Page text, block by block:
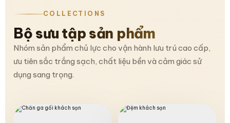
COLLECTIONS
Bộ sưu tập sản phẩm
Nhóm sản phẩm chủ lực cho vận hành lưu trú cao cấp,
ưu tiên sắc trắng sạch, chất liệu bền và cảm giác sử
dụng sang trọng.